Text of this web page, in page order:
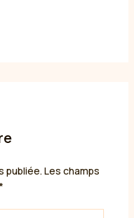
publiée. Les champs
*